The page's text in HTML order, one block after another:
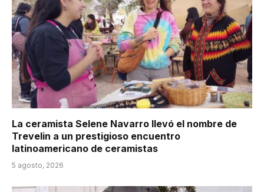
La ceramista Selene Navarro llevó el nombre de
Trevelin a un prestigioso encuentro
latinoamericano de ceramistas
5 agosto, 2026